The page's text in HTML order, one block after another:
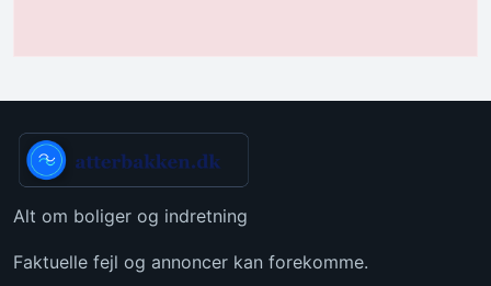
Alt om boliger og indretning
Faktuelle fejl og annoncer kan forekomme.